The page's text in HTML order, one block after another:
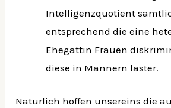
Intelligenzquotient
entsprechend die eine
Ehegattin Frauen
diese in Mannern laster.
Naturlich hoffen unsereins die